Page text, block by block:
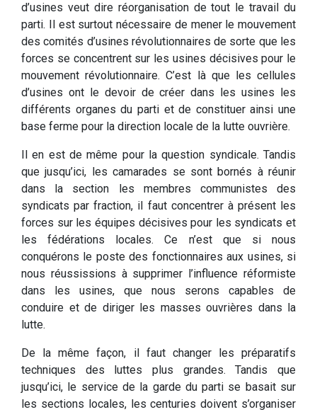
d’usines veut dire réorganisation de tout le travail du
parti. Il est surtout nécessaire de mener le mouvement
des comités d’usines révolutionnaires de sorte que les
forces se concentrent sur les usines décisives pour le
mouvement révolutionnaire. C’est là que les cellules
d’usines ont le devoir de créer dans les usines les
différents organes du parti et de constituer ainsi une
base ferme pour la direction locale de la lutte ouvrière.
Il en est de même pour la question syndicale. Tandis
que jusqu’ici, les camarades se sont bornés à réunir
dans la section les membres communistes des
syndicats par fraction, il faut concentrer à présent les
forces sur les équipes décisives pour les syndicats et
les fédérations locales. Ce n’est que si nous
conquérons le poste des fonctionnaires aux usines, si
nous réussissions à supprimer l’influence réformiste
dans les usines, que nous serons capables de
conduire et de diriger les masses ouvrières dans la
lutte.
De la même façon, il faut changer les préparatifs
techniques des luttes plus grandes. Tandis que
jusqu’ici, le service de la garde du parti se basait sur
les sections locales, les centuries doivent s’organiser